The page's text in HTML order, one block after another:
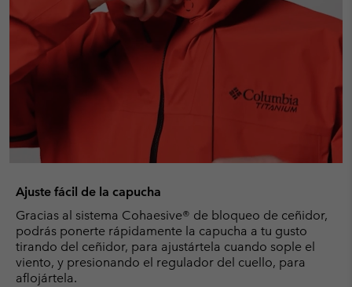
Ajuste fácil de la capucha
Gracias al sistema Cohaesive® de bloqueo de ceñidor,
podrás ponerte rápidamente la capucha a tu gusto
tirando del ceñidor, para ajustártela cuando sople el
viento, y presionando el regulador del cuello, para
aflojártela.